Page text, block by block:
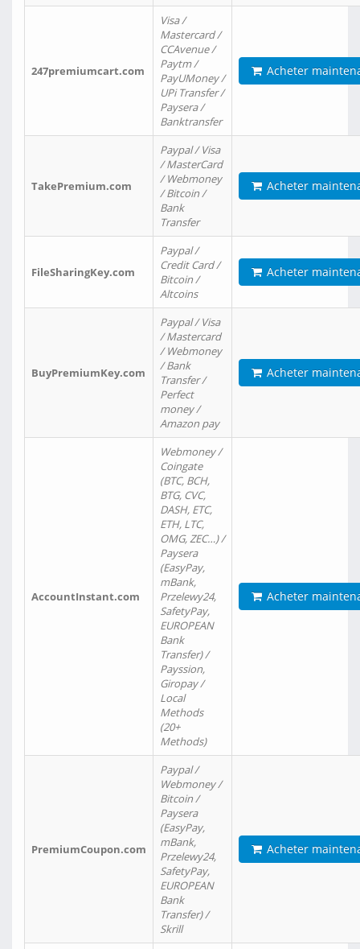
247premiumcart.com
Visa /
Mastercard /
CCAvenue /
Paytm /
PayUMoney /
UPi Transfer /
Paysera /
Banktransfer
Acheter
TakePremium.com
Paypal / Visa
/ MasterCard
/ Webmoney
/ Bitcoin /
Bank
Transfer
Acheter
FileSharingKey.com
Paypal /
Credit Card /
Bitcoin /
Altcoins
Acheter
BuyPremiumKey.com
Paypal / Visa
/ Mastercard
/ Webmoney
/ Bank
Transfer /
Perfect
money /
Amazon pay
Acheter
AccountInstant.com
Webmoney /
Coingate
(BTC, BCH,
BTG, CVC,
DASH, ETC,
ETH, LTC,
OMG, ZEC…) /
Paysera
(EasyPay,
mBank,
Przelewy24,
SafetyPay,
EUROPEAN
Bank
Transfer) /
Payssion,
Giropay /
Local
Methods
(20+
Methods)
Acheter
PremiumCoupon.com
Paypal /
Webmoney /
Bitcoin /
Paysera
(EasyPay,
mBank,
Przelewy24,
SafetyPay,
EUROPEAN
Bank
Transfer) /
Skrill
Acheter